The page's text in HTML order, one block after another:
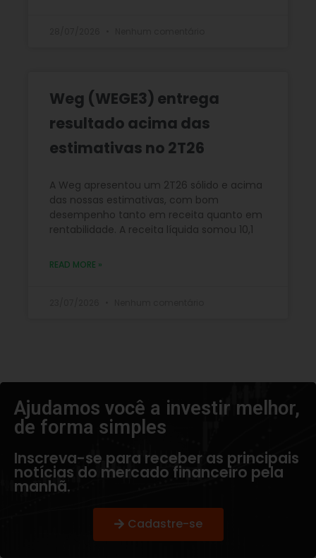
Weg (WEGE3) entrega
resultado acima das
estimativas no 2T26
A Weg apresentou um 2T26 sólido e acima
das nossas estimativas, com bom
desempenho tanto em receita quanto em
rentabilidade. A receita líquida somou 10,1
READ MORE »
Ajudamos você a investir melhor,
de forma simples​
Inscreva-se para receber as principais
notícias do mercado financeiro pela
manhã.
Cadastre-se